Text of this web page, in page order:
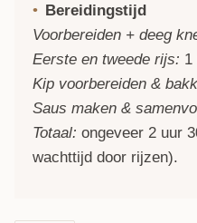
Bereidingstijd
Voorbereiden + deeg
Eerste en tweede rijs: 1
Kip voorbereiden &
Saus maken &
Totaal: ongeveer 2 uur
wachttijd door rijzen).